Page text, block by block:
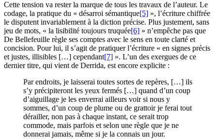
Cette tension va rester la marque de tous les travaux de l’auteur. Le
codage, la pratique du « désarroi sémantique[5] », l’écriture chiffrée
le disputent invariablement à la diction précise. Plus justement, sans
jeu de mots, « la lisibilité toujours truquée[6] » n’empêche pas que
De Bellefeuille règle ses comptes avec le sens en toute clarté et
concision. Pour lui, il s’agit de pratiquer l’écriture « en signes précis
et justes, illisibles […] cependant[7] ». L’un des exergues de ce
dernier titre, qui vient de Derrida, est encore explicite :
Par endroits, je laisserai toutes sortes de repères, […] ils
s’y précipiteront les yeux fermés […] quand d’un coup
d’aiguillage je les enverrai ailleurs voir si nous y
sommes, d’un coup de plume ou de grattoir je ferai tout
dérailler, non pas à chaque instant, ce serait trop
commode, mais parfois et selon une règle que je ne
donnerai jamais, même si je la connais un jour.